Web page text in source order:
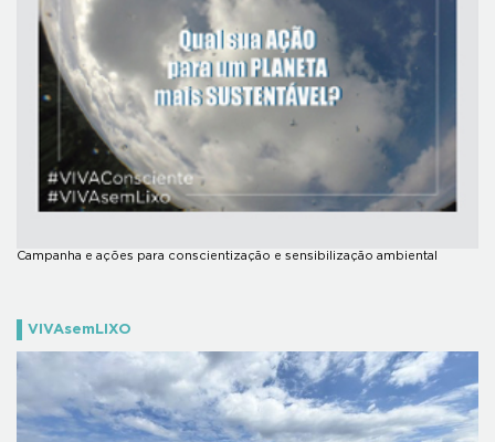
Campanha e ações para conscientização e sensibilização ambiental
VIVAsemLIXO